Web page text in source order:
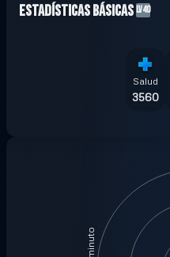
Estadísticas Básicas LV40
Salud
3560